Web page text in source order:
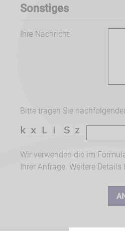
Sonstiges
Ihre Nachricht
Bitte tragen Sie
Wir verwenden die im
Ihrer Anfrage. Weitere